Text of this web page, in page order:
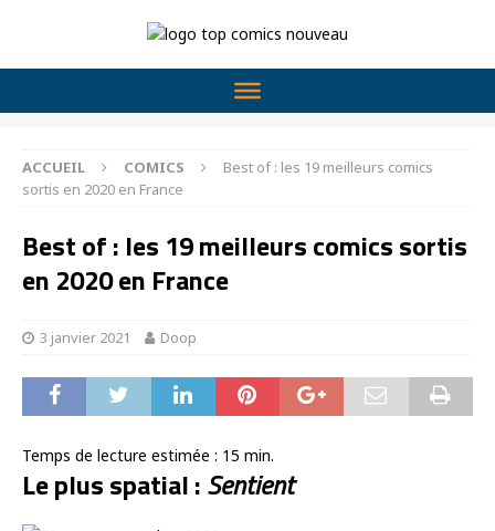
ACCUEIL COMICS
Best of : les 19 meilleurs comics
sortis en 2020 en France
Best of : les 19 meilleurs comics sortis
en 2020 en France
3 janvier 2021 Doop
Temps de lecture estimée : 15 min.
Le plus spatial :Sentient